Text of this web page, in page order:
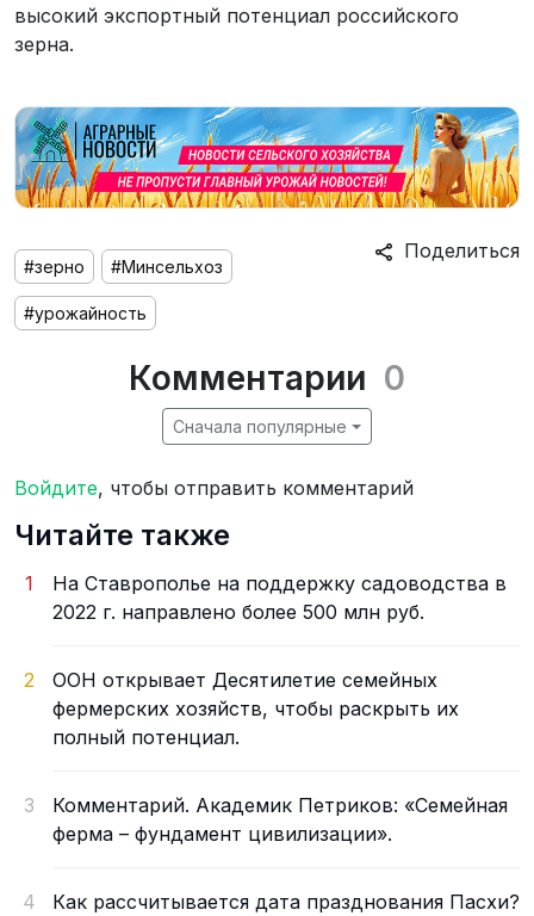
высокий экспортный потенциал российского
зерна.
Поделиться
#зерно #Минсельхоз
#урожайность
Комментарии 0
Сначала популярные
Войдите, чтобы отправить комментарий
Читайте также
1
На Ставрополье на поддержку садоводства в
2022 г. направлено более 500 млн руб.
2
ООН открывает Десятилетие семейных
фермерских хозяйств, чтобы раскрыть их
полный потенциал.
3
Комментарий. Академик Петриков: «Семейная
ферма – фундамент цивилизации».
4 Как рассчитывается дата празднования Пасхи?